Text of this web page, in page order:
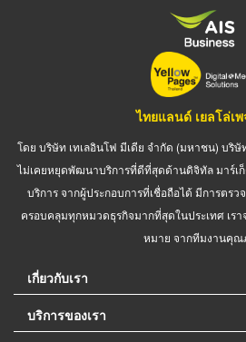
ไทยแลนด์ เยลโล่เพ
โดย บริษัท เทเลอินโฟ มีเดีย จำกัด (มหาชน) บริษั
ไม่เคยหยุดพัฒนาบริการที่ดีที่สุดด้านดิจิทัล มาร์เ
บริการ จากผู้ประกอบการที่เชื่อถือได้ มีการตร
ครอบคลุมทุกหมวดธุรกิจมากที่สุดในประเทศ เร
หมาย จากทีมงานคุณ
เกี่ยวกับเรา
บริการของเรา